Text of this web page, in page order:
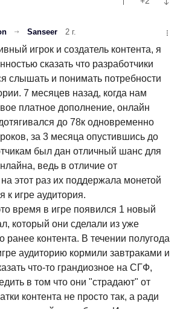
Sanseer 2 г.
игрок и создатель контента, я
сказать что разработчики
слышать и понимать потребности
7 месяцев назад, когда нам
платное дополнение, онлайн
до 78к одновременно
за 3 месяца опустившись до
был дан отличный шанс для
ведь в отличие от
этот раз их поддержала монетой
к игре аудитория.
время в игре появился 1 новый
который они сделали из уже
ранее контента. В течении полугода
аудиторию кормили завтраками и
что-то грандиозное на СГФ,
в том что они "страдают" от
контента не просто так, а ради